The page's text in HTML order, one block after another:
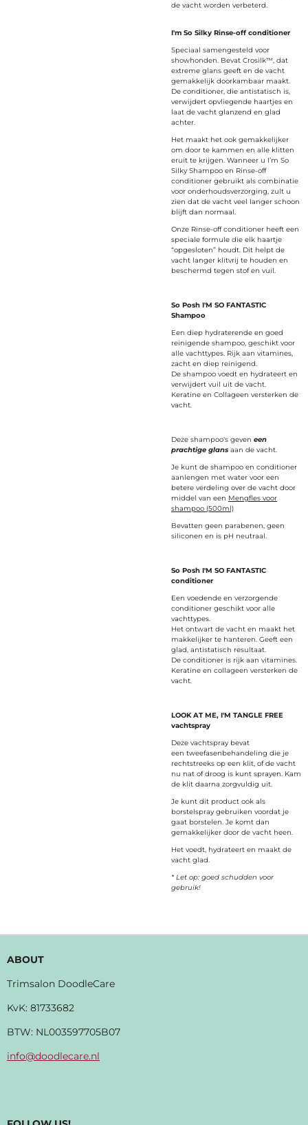
de vacht worden verbeterd.
I'm So Silky Rinse-off conditioner
Speciaal samengesteld voor
showhonden. Bevat Crosilk™, dat
extreme glans geeft en de vacht
gemakkelijk doorkambaar maakt.
De conditioner, die antistatisch is,
verwijdert opvliegende haartjes en
laat de vacht glanzend en glad
achter.
Het maakt het ook gemakkelijker
om door te kammen en alle klitten
eruit te krijgen. Wanneer u I’m So
Silky Shampoo en Rinse-off
conditioner gebruikt als combinatie
voor onderhoudsverzorging, zult u
zien dat de vacht veel langer schoon
blijft dan normaal.
Onze Rinse-off conditioner heeft een
speciale formule die elk haartje
“opgesloten” houdt. Dit helpt de
vacht langer klitvrij te houden en
beschermd tegen stof en vuil.
So Posh I'M SO FANTASTIC
Shampoo
Een diep hydraterende en goed
reinigende shampoo, geschikt voor
alle vachttypes. Rijk aan vitamines,
zacht en diep reinigend.
De shampoo voedt en hydrateert en
verwijdert vuil uit de vacht.
Keratine en Collageen versterken de
vacht.
Deze shampoo's geven een
prachtige glans aan de vacht.
Je kunt de shampoo en conditioner
aanlengen met water voor een
betere verdeling over de vacht door
middel van een Mengfles voor
shampoo (500ml)
Bevatten geen parabenen, geen
siliconen en is pH neutraal.
So Posh I'M SO FANTASTIC
conditioner
Een voedende en verzorgende
conditioner geschikt voor alle
vachttypes.
Het ontwart de vacht en maakt het
makkelijker te hanteren. Geeft een
glad, antistatisch resultaat.
De conditioner is rijk aan vitamines.
Keratine en collageen versterken de
vacht.
LOOK AT ME, I'M TANGLE FREE
vachtspray
Deze vachtspray bevat
een tweefasenbehandeling die je
rechtstreeks op een klit, of de vacht
nu nat of droog is kunt sprayen. Kam
de klit daarna zorgvuldig uit.
Je kunt dit product ook als
borstelspray gebruiken voordat je
gaat borstelen. Je komt dan
gemakkelijker door de vacht heen.
Het voedt, hydrateert en maakt de
vacht glad.
* Let op: goed schudden voor
gebruik!
ABOUT
Trimsalon DoodleCare
KvK: 81733682
BTW: NL003597705B07
info@doodlecare.nl